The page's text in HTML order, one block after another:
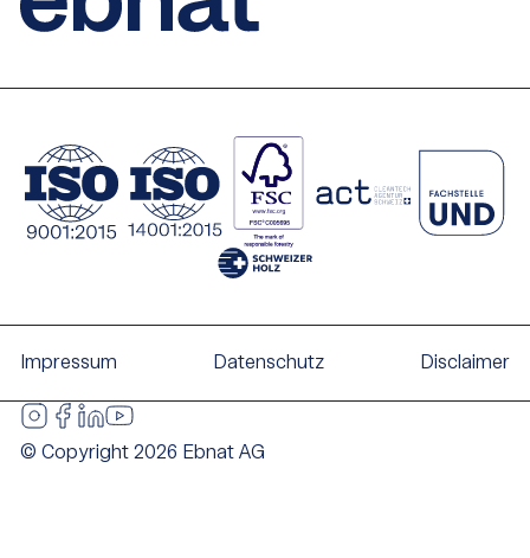
Impressum Datenschutz Disclaimer
© Copyright 2026 Ebnat AG